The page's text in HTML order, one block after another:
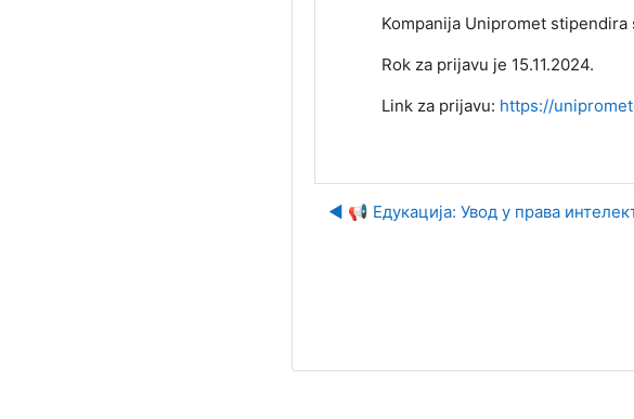
Kompanija Unipromet
Rok za prijavu je 15.11.2024.
Link za prijavu: https://
◀︎ 📢 Едукација: Увод у права